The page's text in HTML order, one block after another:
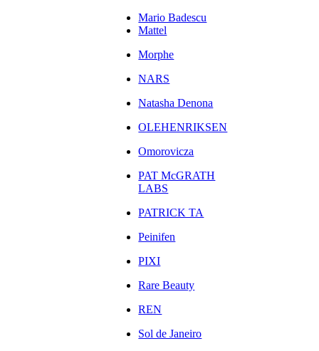
Mario Badescu
Mattel
Morphe
NARS
Natasha Denona
OLEHENRIKSEN
Omorovicza
PAT McGRATH
LABS
PATRICK TA
Peinifen
PIXI
Rare Beauty
REN
Sol de Janeiro